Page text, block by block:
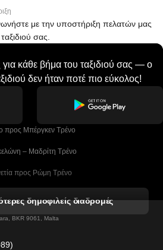
με την υποστήριξη πελατών μας
σας.
κάθε βήμα του ταξιδιού σας — ο
δεν ήταν ποτέ πιο εύκολος!
προς Μπέργκεν Tρένο
– Μαδρίτη Tρένο
προς Ρώμη Τρένο
Σάλτσμπουργκ Τρένα
δημοφιλείς διαδρομές
BKR 9061, Malta